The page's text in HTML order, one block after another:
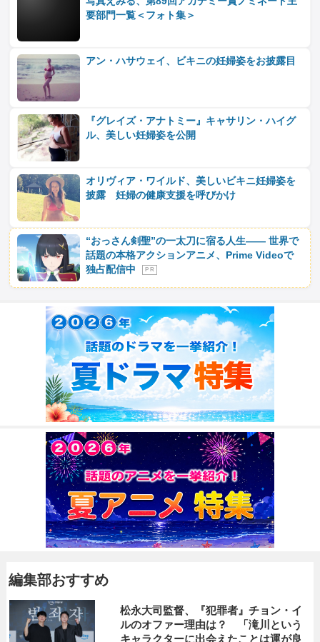
要部門一覧＜フォト集＞
アン・ハサウェイ、ビキニの妊婦姿をお披露目
『グレイズ・アナトミー』キャサリン・ハイグ
ル、美しい妊婦姿を公開
オリヴィア・ワイルド、美しいビキニ妊婦姿を
披露 妊婦の健康支援を呼びかけ
“おっさん剣聖”の一太刀に宿る人生―― 世界で
話題の本格アクションアニメ、Prime Videoで
独占配信中
P R
編集部おすすめ
松永大司監督、『犯罪者』チョン・イ
ルのオファー理由は？ 「滝川という
キャラクターに出会えたことは運が良